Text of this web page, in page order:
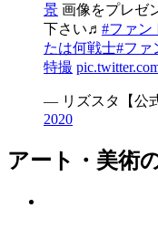
景 画像をプレゼ
下さい♬ #ファン
たは何戦士#ファ
特撮
— リズスタ【公
2020
アート・美術